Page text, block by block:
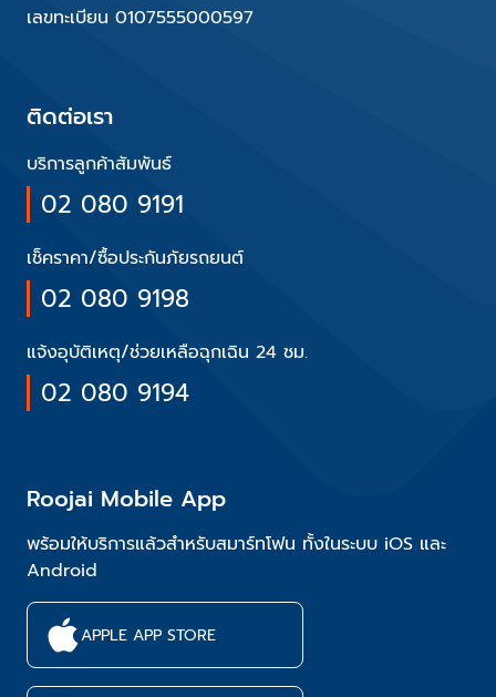
เลขทะเบียน 0107555000597
ติดต่อเรา
บริการลูกค้าสัมพันธ์
02 080 9191
เช็คราคา/ซื้อประกันภัยรถยนต์
02 080 9198
แจ้งอุบัติเหตุ/ช่วยเหลือฉุกเฉิน 24 ชม.
02 080 9194
Roojai Mobile App
พร้อมให้บริการแล้วสำหรับสมาร์ทโฟน ทั้งในระบบ iOS และ
Android
APPLE APP STORE